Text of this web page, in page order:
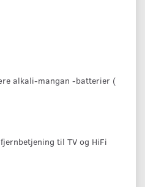
alkali-mangan -batterier (
til TV og HiFi